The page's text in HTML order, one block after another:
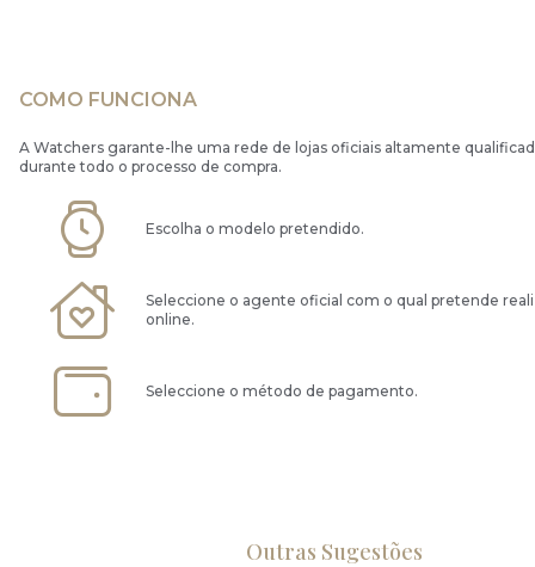
COMO FUNCIONA
A Watchers garante-lhe uma rede de lojas oficiais altamente
durante todo o processo de compra.
Escolha o modelo pretendido.
Seleccione o agente oficial com o qual pretende
online.
Seleccione o método de pagamento.
Outras Sugestões